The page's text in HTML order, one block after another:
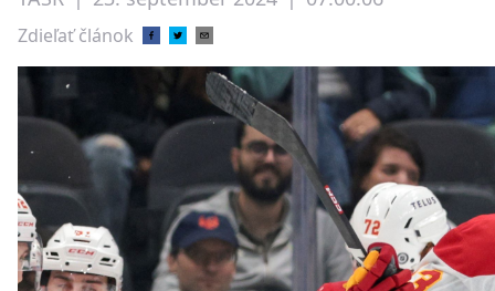
Zdieľať článok